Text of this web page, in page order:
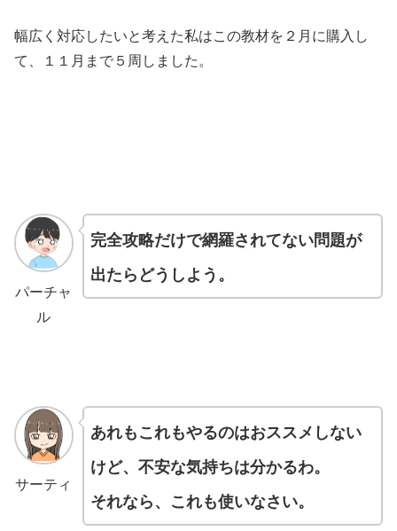
幅広く対応したいと考えた私はこの教材を２月に購入し
て、１１月まで５周しました。
パーチャ
ル
完全攻略だけで網羅されてない問題が
出たらどうしよう。
サーティ
あれもこれもやるのはおススメしない
けど、不安な気持ちは分かるわ。
それなら、これも使いなさい。